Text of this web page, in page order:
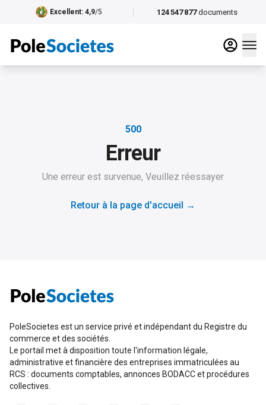
124 547 877 documents
Excellent: 4,9/5
500
Erreur
Une erreur est survenue, Veuillez réessayer
Retour à la page d'accueil →
PoleSocietes est un service privé et indépendant du Registre du
commerce et des sociétés.
Le portail met à disposition toute l'information légale,
administrative et financière des entreprises immatriculées au
RCS : documents comptables, annonces BODACC et procédures
collectives.